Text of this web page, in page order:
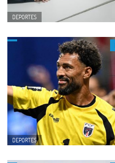
DEPORTES
DEPORTES